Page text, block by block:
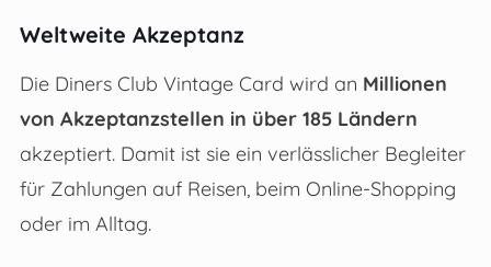
Weltweite Akzeptanz
Die Diners Club Vintage Card wird an Millionen
von Akzeptanzstellen in über 185 Ländern
akzeptiert. Damit ist sie ein verlässlicher Begleiter
für Zahlungen auf Reisen, beim Online-Shopping
oder im Alltag.